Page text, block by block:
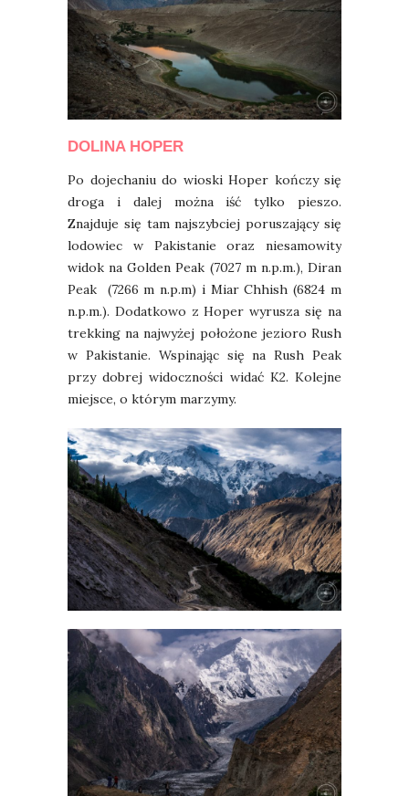
DOLINA HOPER
Po dojechaniu do wioski Hoper kończy się
droga i dalej można iść tylko pieszo.
Znajduje się tam najszybciej poruszający się
lodowiec w Pakistanie oraz niesamowity
widok na Golden Peak (7027 m n.p.m.), Diran
Peak (7266 m n.p.m) i Miar Chhish (6824 m
n.p.m.). Dodatkowo z Hoper wyrusza się na
trekking na najwyżej położone jezioro Rush
w Pakistanie. Wspinając się na Rush Peak
przy dobrej widoczności widać K2. Kolejne
miejsce, o którym marzymy.